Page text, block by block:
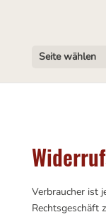
Seite wählen
Verbraucher ist
Rechtsgeschäft